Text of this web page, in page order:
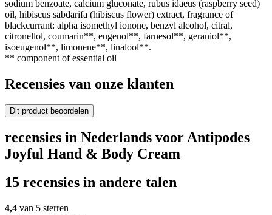
sodium benzoate, calcium gluconate, rubus idaeus (raspberry seed)
oil, hibiscus sabdarifa (hibiscus flower) extract, fragrance of
blackcurrant: alpha isomethyl ionone, benzyl alcohol, citral,
citronellol, coumarin**, eugenol**, farnesol**, geraniol**,
isoeugenol**, limonene**, linalool**.
** component of essential oil
Recensies van onze klanten
Dit product beoordelen
recensies in Nederlands voor Antipodes
Joyful Hand & Body Cream
15 recensies in andere talen
4,4 van 5 sterren